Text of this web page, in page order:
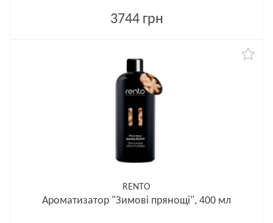
3744 грн
RENTO
Ароматизатор "Зимові прянощі", 400 мл